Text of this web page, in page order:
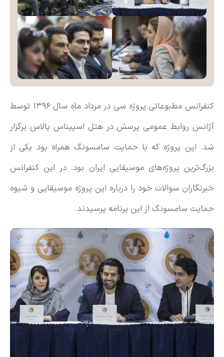
کنفرانس مطبوعاتی پروژه سی در مرداد ماه سال ۱۳۹۶ توسط
آژانس روابط عمومی پرسش در هتل اسپیناس پالاس برگزار
شد. این پروژه که با حمایت سامسونگ همراه بود یکی از
بزرگ‌ترین پروژه‌های موسیقایی ایران بود. در این کنفرانس
خبرنگاران سوالات خود را درباره این پروژه موسیقایی و شیوه
حمایت سامسونگ از این برنامه پرسیدند.